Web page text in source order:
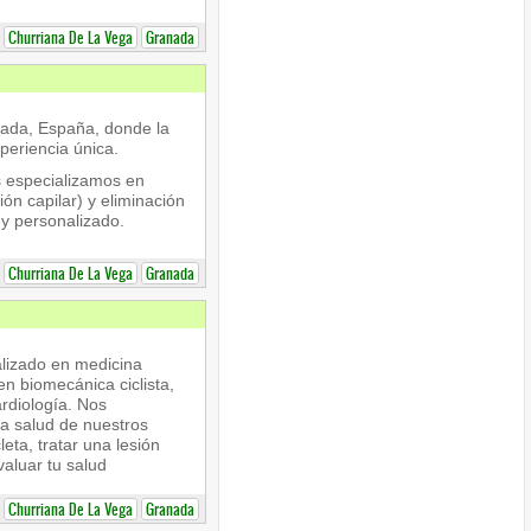
Churriana De La Vega Granada
España, donde la
única.
en
capilar) y eliminación
personalizado.
Churriana De La Vega Granada
en medicina
biomecánica ciclista,
Nos
salud de nuestros
tratar una lesión
tu salud
Churriana De La Vega Granada